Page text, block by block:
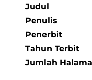
Judul :
Penulis :
Penerbit :
Tahun
Jumlah